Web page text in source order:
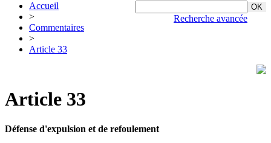
Recherche avancée
Accueil
>
Commentaires
>
Article 33
Article 33
Défense d'expulsion et de refoulement